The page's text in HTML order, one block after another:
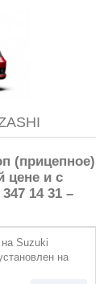
(прицепное)
цене и с
14 31 –
Suzuki
на